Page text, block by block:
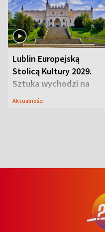
Lublin Europejską
Stolicą Kultury 2029.
Sztuka wychodzi na
Aktualności